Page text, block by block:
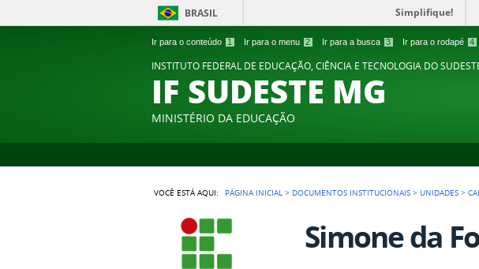
Ir para o conteúdo 1 Ir para o menu 2 Ir para a busca 3 Ir para o rodapé 4
BRASIL Simplifique!
INSTITUTO FEDERAL DE EDUCAÇÃO, CIÊNCIA E TECNOLOGIA DO
IF SUDESTE MG
MINISTÉRIO DA EDUCAÇÃO
VOCÊ ESTÁ AQUI: PÁGINA INICIAL > DOCUMENTOS INSTITUCIONAIS > UNIDADES >
Simone da